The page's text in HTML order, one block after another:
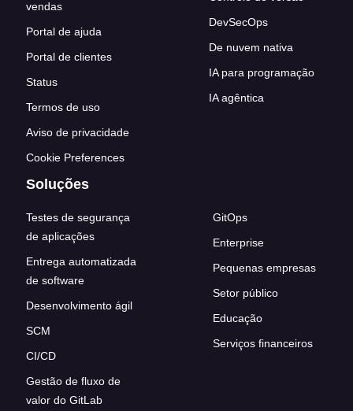
vendas
Portal de ajuda
Portal de clientes
Status
Termos de uso
Aviso de privacidade
Cookie Preferences
DevSecOps
De nuvem nativa
IA para programação
IA agêntica
Soluções
Testes de segurança
de aplicações
Entrega automatizada
de software
Desenvolvimento ágil
SCM
CI/CD
Gestão de fluxo de
valor do GitLab
GitOps
Enterprise
Pequenas empresas
Setor público
Educação
Serviços financeiros